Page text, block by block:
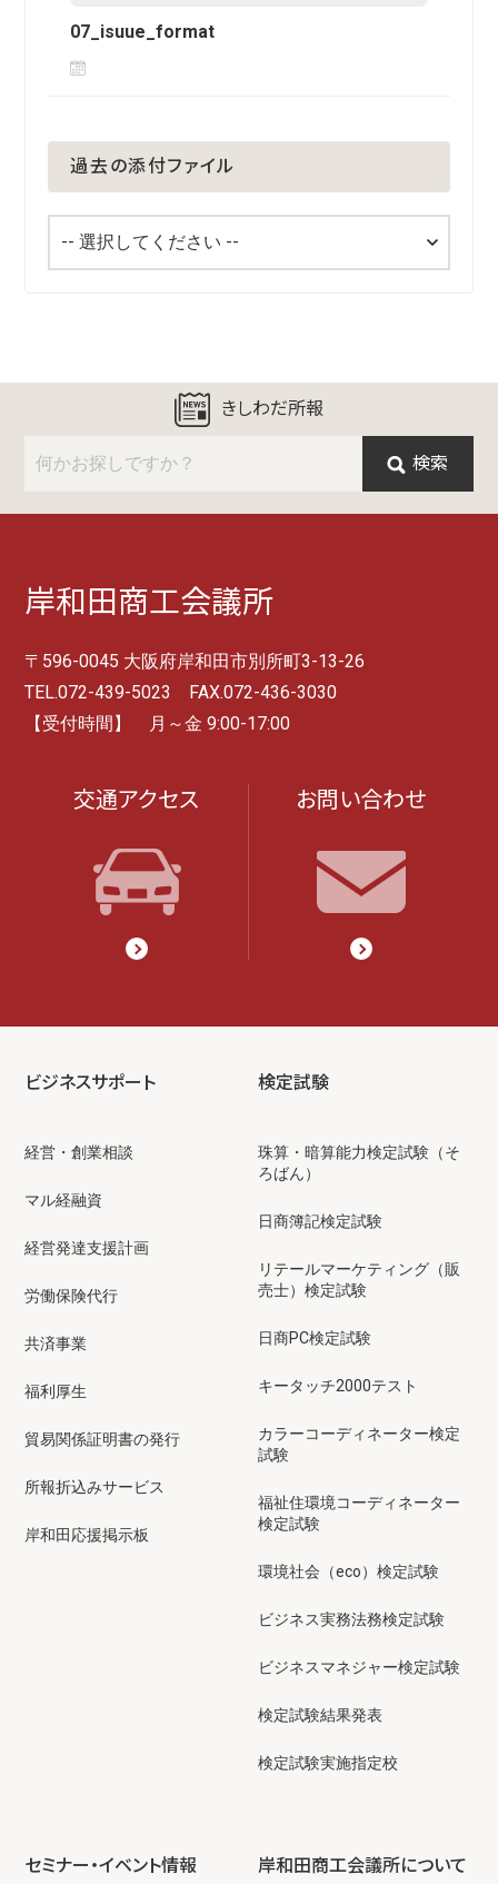
07_isuue_format
過去の添付ファイル
きしわだ所報
検索
岸和田商工会議所
〒596-0045 大阪府岸和田市別所町3-13-26
TEL.072-439-5023 FAX.072-436-3030
【受付時間】 月～金 9:00-17:00
交通アクセス お問い合わせ
ビジネスサポート
経営・創業相談
マル経融資
経営発達支援計画
労働保険代行
共済事業
福利厚生
貿易関係証明書の発行
所報折込みサービス
岸和田応援掲示板
検定試験
珠算・暗算能力検定試験（そ
ろばん）
日商簿記検定試験
リテールマーケティング（販
売士）検定試験
日商PC検定試験
キータッチ2000テスト
カラーコーディネーター検定
試験
福祉住環境コーディネーター
検定試験
環境社会（eco）検定試験
ビジネス実務法務検定試験
ビジネスマネジャー検定試験
検定試験結果発表
検定試験実施指定校
セミナー・イベント情報 岸和田商工会議所について